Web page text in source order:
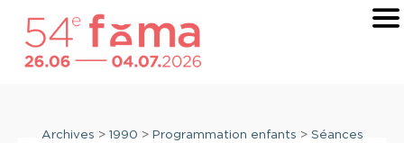
Archives > 1990 > Programmation enfants > Séances